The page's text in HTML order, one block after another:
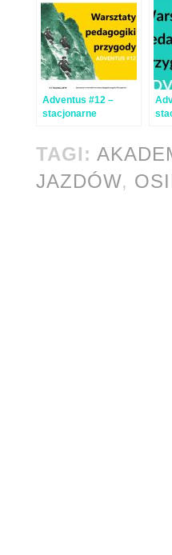
Adventus #12 –
stacjonarne
TAGI:
JAZDÓW,